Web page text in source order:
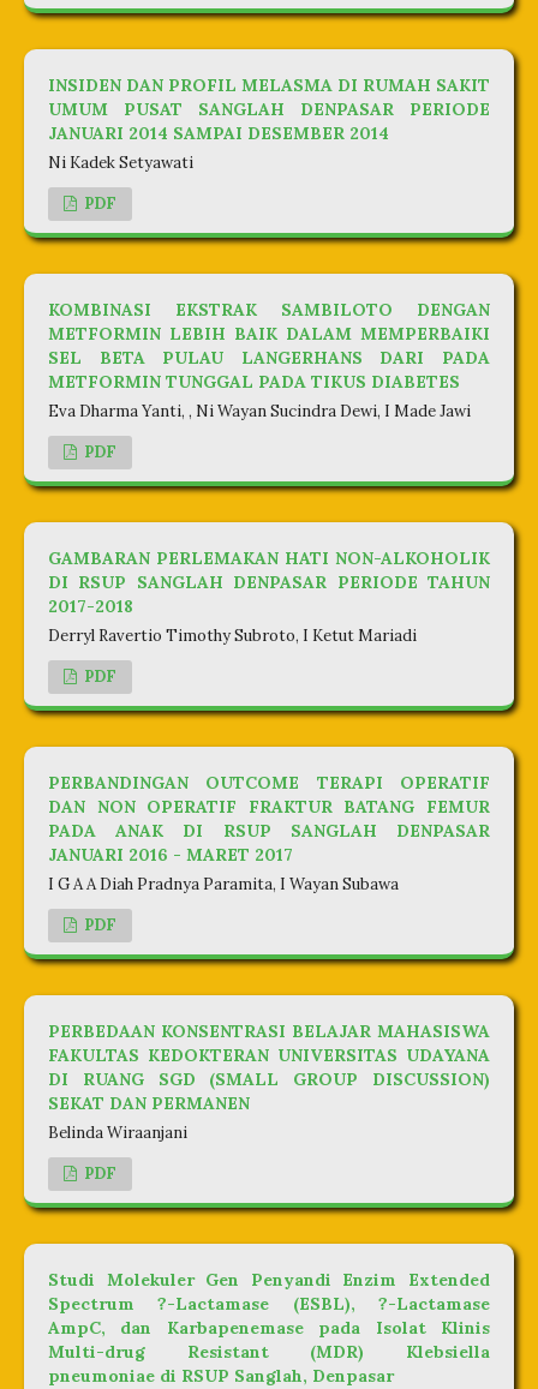
INSIDEN DAN PROFIL MELASMA DI RUMAH SAKIT
UMUM PUSAT SANGLAH DENPASAR PERIODE
JANUARI 2014 SAMPAI DESEMBER 2014
Ni Kadek Setyawati
PDF
KOMBINASI EKSTRAK SAMBILOTO DENGAN
METFORMIN LEBIH BAIK DALAM MEMPERBAIKI
SEL BETA PULAU LANGERHANS DARI PADA
METFORMIN TUNGGAL PADA TIKUS DIABETES
Eva Dharma Yanti, , Ni Wayan Sucindra Dewi, I Made Jawi
PDF
GAMBARAN PERLEMAKAN HATI NON-ALKOHOLIK
DI RSUP SANGLAH DENPASAR PERIODE TAHUN
2017-2018
Derryl Ravertio Timothy Subroto, I Ketut Mariadi
PDF
PERBANDINGAN OUTCOME TERAPI OPERATIF
DAN NON OPERATIF FRAKTUR BATANG FEMUR
PADA ANAK DI RSUP SANGLAH DENPASAR
JANUARI 2016 - MARET 2017
I G A A Diah Pradnya Paramita, I Wayan Subawa
PDF
PERBEDAAN KONSENTRASI BELAJAR MAHASISWA
FAKULTAS KEDOKTERAN UNIVERSITAS UDAYANA
DI RUANG SGD (SMALL GROUP DISCUSSION)
SEKAT DAN PERMANEN
Belinda Wiraanjani
PDF
Studi Molekuler Gen Penyandi Enzim Extended
Spectrum ?-Lactamase (ESBL), ?-Lactamase
AmpC, dan Karbapenemase pada Isolat Klinis
Multi-drug Resistant (MDR) Klebsiella
pneumoniae di RSUP Sanglah, Denpasar